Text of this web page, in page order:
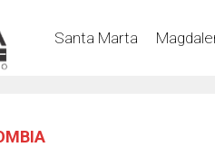
Santa Marta